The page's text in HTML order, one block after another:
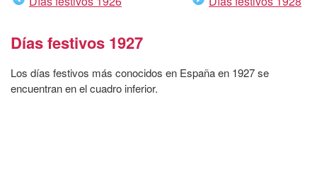
Días festivos 1927
Los días festivos más conocidos en España en 1927 se
encuentran en el cuadro inferior.